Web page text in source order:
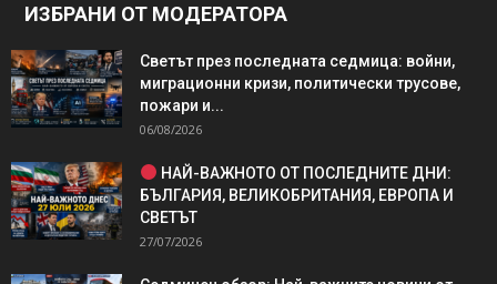
ИЗБРАНИ ОТ МОДЕРАТОРА
Светът през последната седмица: войни,
миграционни кризи, политически трусове,
пожари и...
06/08/2026
НАЙ-ВАЖНОТО ОТ ПОСЛЕДНИТЕ ДНИ:
БЪЛГАРИЯ, ВЕЛИКОБРИТАНИЯ, ЕВРОПА И
СВЕТЪТ
27/07/2026